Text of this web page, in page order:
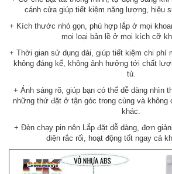
cánh cửa giúp tiết kiệm năng lượng, hiệu
+ Kích thước nhỏ gọn, phù hợp lắp ở mọi
mọi loại bản lề ở mọi kích cỡ
+ Thời gian sử dụng dài, giúp tiết kiệm chi phí
không đáng kể, không ảnh hưởng tới chất
tủ.
+ Ánh sáng rõ, giúp bạn có thể dễ dàng nhìn
những thứ đặt ở tận góc trong cùng và không
khác.
+ Đèn chạy pin nên Lắp đặt dễ dàng, đơn
diện rắc rối, hoạt động tốt ngay cả